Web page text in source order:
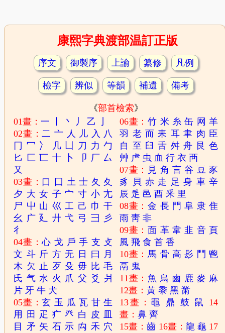
康熙字典渡部温訂正版
序文 御製序 上諭 纂修 凡例
檢字 辨似 等韻 補遺 備考
《部首檢索》
01畫：一 丶 丿 乙
02畫：二 亠 人 儿 入 八
冂 冖 冫 几 凵 刀 力 勹
匕 匚 匸 十 卜 卩 厂 厶
又
03畫： 口 囗 土 士 夂 夊
夕 大 女 子 宀 寸 小 尢
尸 屮 山 巛 工 己 巾 干
幺 广 廴 廾 弋 弓 彐
彡
彳
04畫：心 戈 戶 手 支 攴
文 斗 斤 方 无 日 曰 月
木 欠 止 歹 殳 毋 比 毛
氏 气 水 火 爪 父 爻 爿
片 牙 牛 犬
05畫：玄 玉 瓜 瓦 甘 生
用
田 疋 疒 癶 白 皮
目
矛 矢 石 示 禸 禾 穴
06畫：竹 米 糸 缶 网 羊
羽 老 而 耒 耳 聿 肉 臣
自 至 臼 舌 舛 舟 艮 色
艸 虍 虫 血 行 衣 襾
07畫： 見 角 言 谷 豆 豕
豸
貝 赤 走 足 身 車 辛
辰 辵 邑 酉 釆 里
08畫：金 長 門 阜 隶 隹
雨 靑 非
09畫： 面 革 韋 韭 音 頁
風 飛 食 首 香
10畫：馬 骨 高 髟 鬥 鬯
鬲 鬼
11畫：魚 鳥 鹵 鹿 麥 麻
12畫：黃 黍 黑 黹
13畫： 黽 鼎 鼓 鼠
14
畫：鼻 齊
15畫：齒 16畫： 龍 龜 17